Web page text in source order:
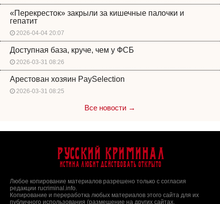
«Перекресток» закрыли за кишечные палочки и
гепатит
2026-04-04 20:07
Доступная база, круче, чем у ФСБ
2026-03-31 08:26
Арестован хозяин PaySelection
2026-03-31 08:25
Все новости →
Русский Криминал
Истина любит действовать открыто
Любое копирование материалов разрешено только с согласия
редакции rucriminal.info.
Копирование и переработка любых материалов этого сайта для их
публичного использования (размещение на других сайтах,